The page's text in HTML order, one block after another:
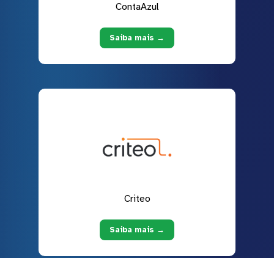
ContaAzul
Saiba mais →
Criteo
Saiba mais →